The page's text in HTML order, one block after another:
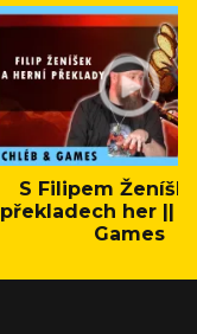
S Filipem
překladech her ||
Games